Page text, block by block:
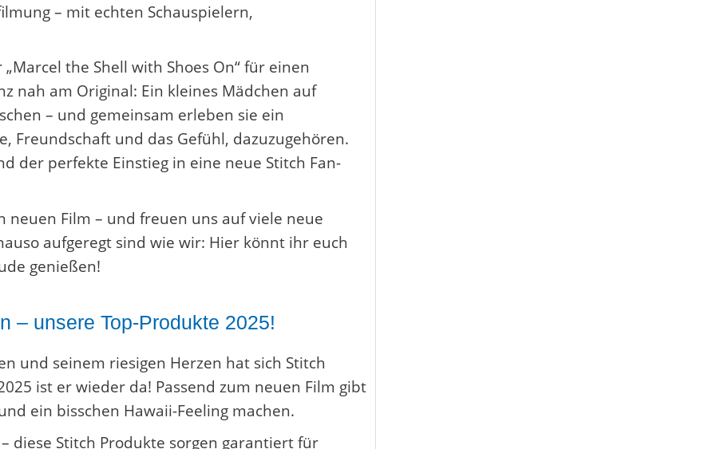
– mit echten Schauspielern,
the Shell with Shoes On“ für einen
nah am Original: Ein kleines Mädchen auf
– und gemeinsam erleben sie ein
Freundschaft und das Gefühl, dazuzugehören.
der perfekte Einstieg in eine neue Stitch Fan-
neuen Film – und freuen uns auf viele neue
aufgeregt sind wie wir: Hier könnt ihr euch
genießen!
– unsere Top-Produkte 2025!
und seinem riesigen Herzen hat sich Stitch
ist er wieder da! Passend zum neuen Film gibt
ein bisschen Hawaii-Feeling machen.
diese Stitch Produkte sorgen garantiert für